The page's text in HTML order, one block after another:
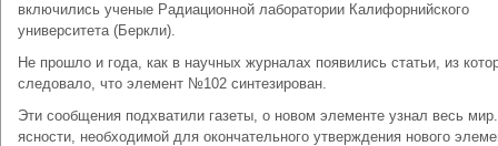
включились ученые Радиационной лаборатории Калифорнийского
университета (Беркли).
Не прошло и года, как в научных журналах появились статьи, из
следовало, что элемент №102 синтезирован.
Эти сообщения подхватили газеты, о новом элементе узнал весь
ясности, необходимой для окончательного утверждения нового